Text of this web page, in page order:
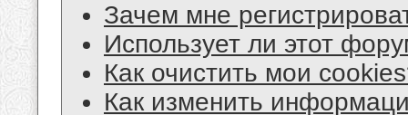
Зачем мне
Использует ли этот
Как очистить мои
Как изменить